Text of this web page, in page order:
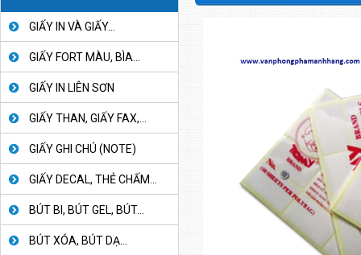
GIẤY IN VÀ GIẤY...
GIẤY FORT MÀU, BÌA...
GIẤY IN LIÊN SƠN
GIẤY THAN, GIẤY FAX,...
GIẤY GHI CHÚ (NOTE)
GIẤY DECAL, THẺ CHẤM...
BÚT BI, BÚT GEL, BÚT...
BÚT XÓA, BÚT DẠ...